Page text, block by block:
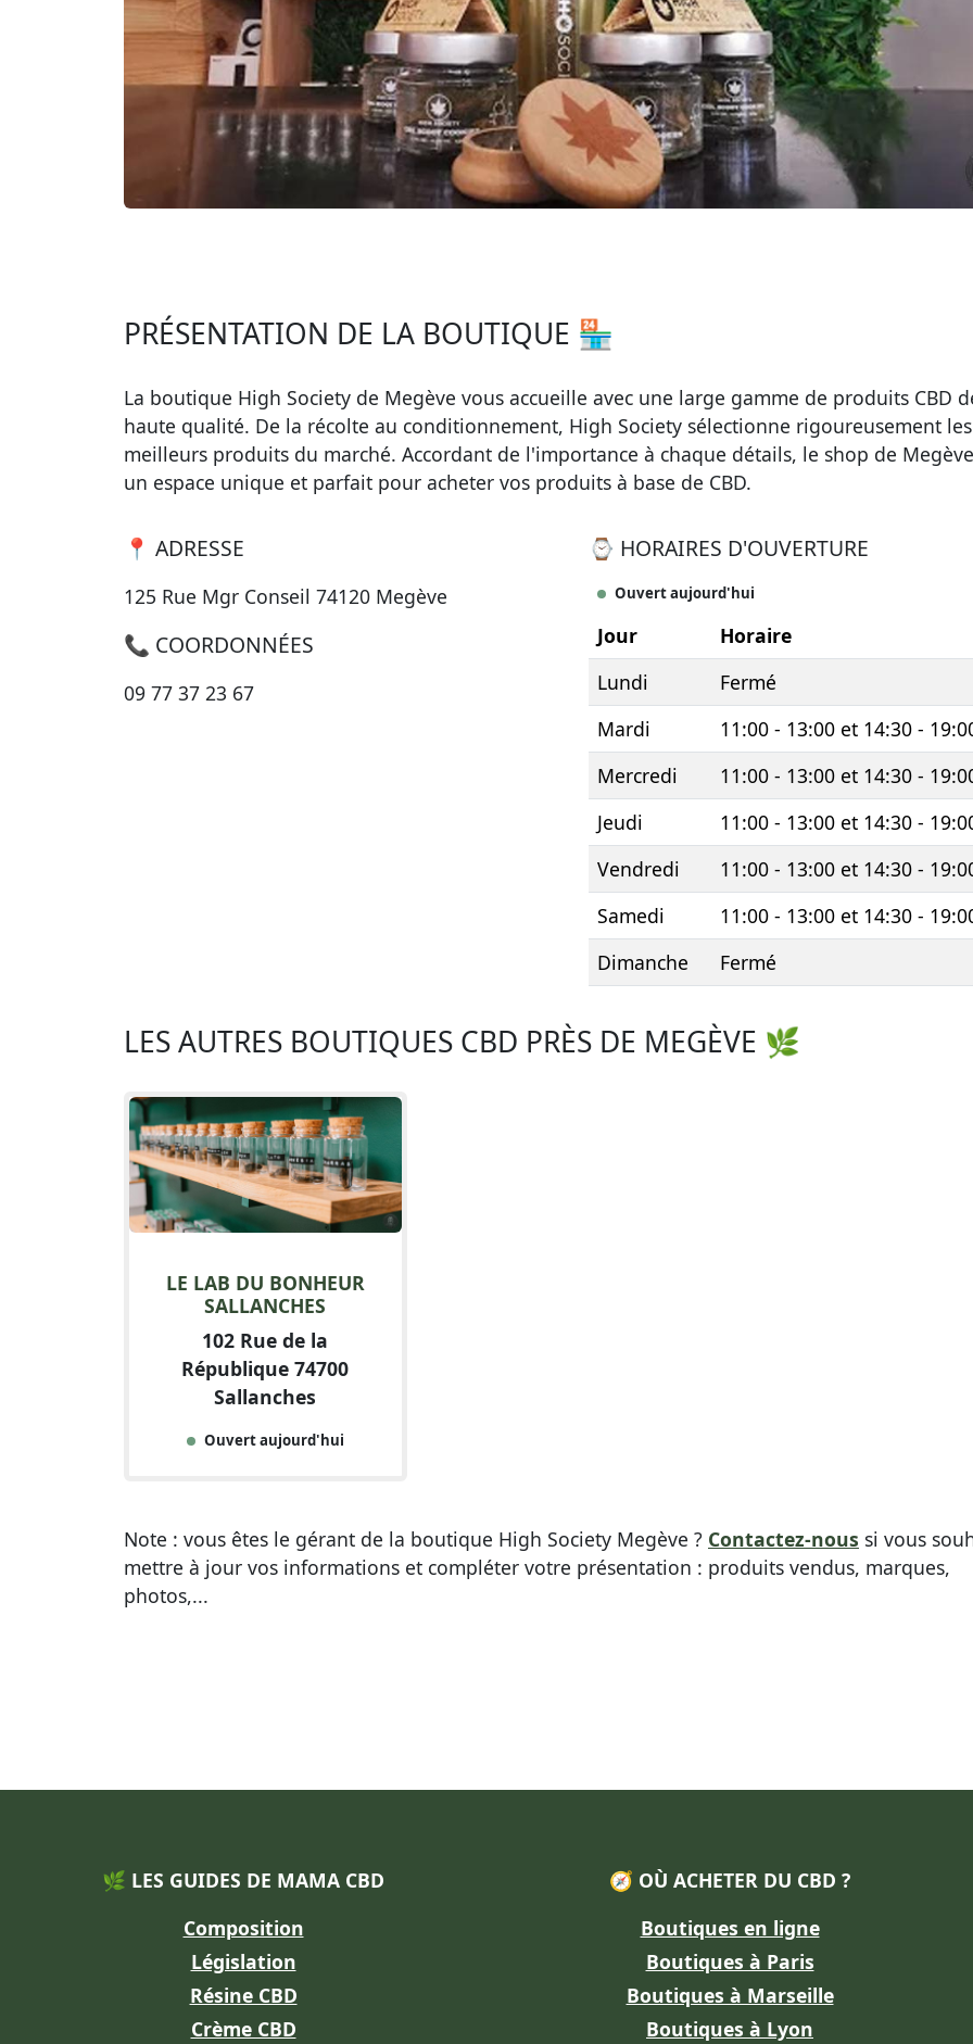
PRÉSENTATION DE LA BOUTIQUE 🏪
La boutique High Society de Megève vous accueille avec une large gamme de produits CBD
haute qualité. De la récolte au conditionnement, High Society sélectionne rigoureusement les
meilleurs produits du marché. Accordant de l'importance à chaque détails, le shop de
un espace unique et parfait pour acheter vos produits à base de CBD.
📍 ADRESSE
125 Rue Mgr Conseil 74120 Megève
📞 COORDONNÉES
09 77 37 23 67
⌚ HORAIRES D'OUVERTURE
Ouvert aujourd'hui
Jour
Horaire
Lundi
Fermé
Mardi
11:00 - 13:00 et 14:30 -
Mercredi
11:00 - 13:00 et 14:30 -
Jeudi
11:00 - 13:00 et 14:30 -
Vendredi
11:00 - 13:00 et 14:30 -
Samedi
11:00 - 13:00 et 14:30 -
Dimanche
Fermé
LES AUTRES BOUTIQUES CBD PRÈS DE MEGÈVE 🌿
LE LAB DU BONHEUR
SALLANCHES
102 Rue de la
République 74700
Sallanches
Ouvert aujourd'hui
Note : vous êtes le gérant de la boutique High Society Megève ? Contactez-nous si vous
mettre à jour vos informations et compléter votre présentation : produits vendus, marques,
photos,...
🌿 LES GUIDES DE MAMA CBD
Composition
Législation
Résine CBD
Crème CBD
🧭 OÙ ACHETER DU CBD ?
Boutiques en ligne
Boutiques à Paris
Boutiques à Marseille
Boutiques à Lyon